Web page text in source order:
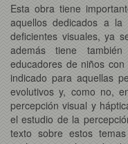
Esta obra tiene
aquellos dedicados a
deficientes visuales, ya
además tiene
educadores de niños
indicado para aquellas
evolutivos y, como no,
percepción visual y
el estudio de la
texto sobre estos